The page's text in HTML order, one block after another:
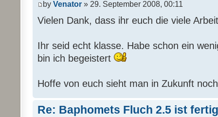
by Venator » 29. September 2008, 00:11
Vielen Dank, dass ihr euch die viele
Ihr seid echt klasse. Habe schon ein
bin ich begeistert
Hoffe von euch sieht man in Zukunft
Re: Baphomets Fluch 2.5 ist fertig